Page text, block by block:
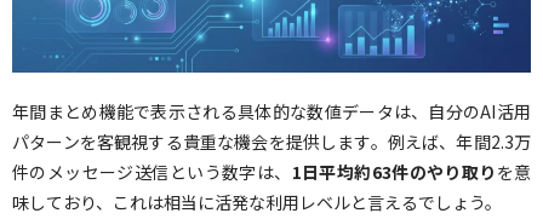
年間まとめ機能で表示される具体的な数値データは、自分のAI活用
パターンを客観視する貴重な機会を提供します。例えば、年間2.3万
件のメッセージ送信という数字は、 1日平均約63件のやり取り を意
味しており、これは相当に活発な利用レベルと言えるでしょう。